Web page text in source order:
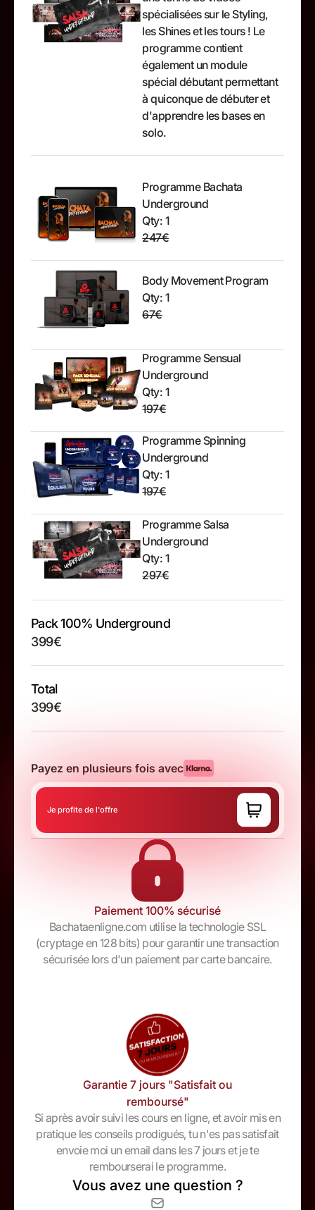
spécialisées sur le Styling,
les Shines et les tours ! Le
programme contient
également un module
spécial débutant permettant
à quiconque de débuter et
d'apprendre les bases en
solo.
Programme Bachata
Underground
Qty: 1
247€
Body Movement Program
Qty: 1
67€
Programme Sensual
Underground
Qty: 1
197€
Programme Spinning
Underground
Qty: 1
197€
Programme Salsa
Underground
Qty: 1
297€
Pack 100% Underground
399€
Total
399€
Payez en plusieurs fois avec
Je profite de l'offre
Paiement 100% sécurisé
Bachataenligne.com utilise la technologie SSL
(cryptage en 128 bits) pour garantir une transaction
sécurisée lors d'un paiement par carte bancaire.
Garantie 7 jours "Satisfait ou
remboursé"
Si après avoir suivi les cours en ligne, et avoir mis en
pratique les conseils prodigués, tu n'es pas satisfait
envoie moi un email dans les 7 jours et je te
rembourserai le programme.
Vous avez une question ?